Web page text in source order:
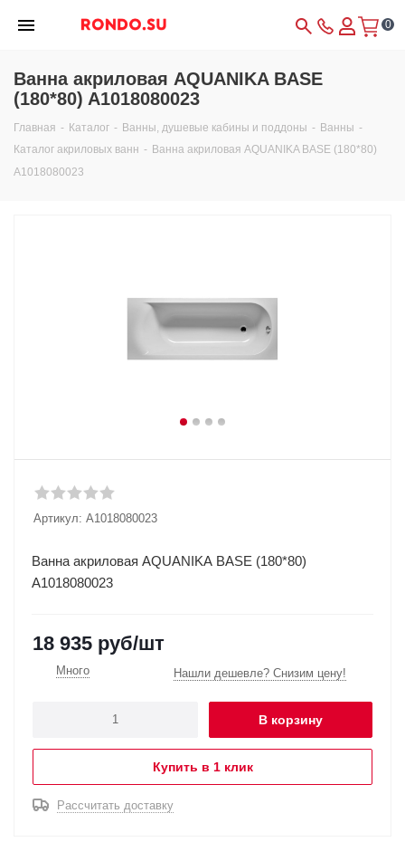
0
Ванна акриловая AQUANIKA BASE
(180*80) A1018080023
Главная - Каталог - Ванны, душевые кабины и поддоны - Ванны -
Каталог акриловых ванн - Ванна акриловая AQUANIKA BASE (180*80)
A1018080023
Артикул: A1018080023
Ванна акриловая AQUANIKA BASE (180*80)
A1018080023
18 935 руб/шт
Много Нашли дешевле? Снизим цену!
В корзину
Купить в 1 клик
Рассчитать доставку